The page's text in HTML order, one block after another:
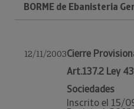
BORME de Ebanisteria
12/11/2003Cierre
Art.137.2 Ley
Sociedades
Inscrito el 15/